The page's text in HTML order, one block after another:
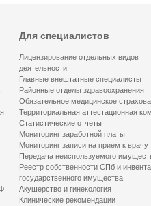
Для специалистов
Лицензирование отдельных видов
деятельности
Главные внештатные специалисты
Районные отделы здравоохранения
Обязательное медицинское
Территориальная аттестационная
Статистические отчеты
Мониторинг заработной платы
Мониторинг записи на прием к врачу
Передача неиспользуемого
Реестр собственности СПб и
государственного имущества
Акушерство и гинекология
Клинические рекомендации